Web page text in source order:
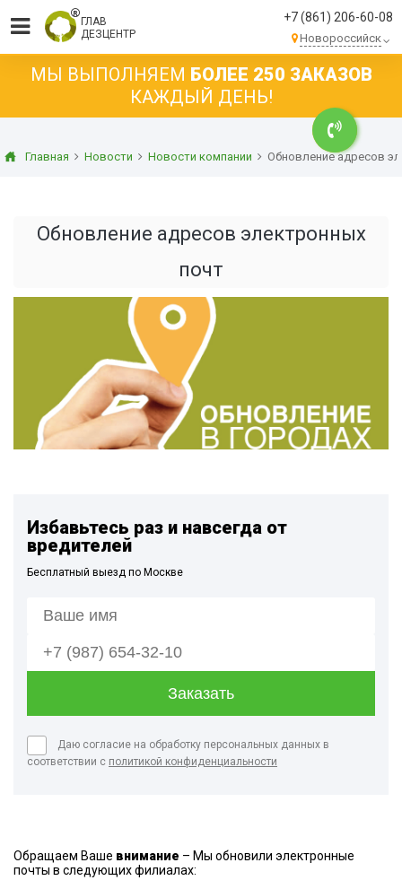
ГЛАВ
ДЕЗЦЕНТР
+7 (861) 206-60-08
Новороссийск
МЫ ВЫПОЛНЯЕМ БОЛЕЕ 250 ЗАКАЗОВ
КАЖДЫЙ ДЕНЬ!
Главная Новости Новости компании Обновление адресов
Обновление адресов электронных
почт
Избавьтесь раз и навсегда от
вредителей
Бесплатный выезд по Москве
Даю согласие на обработку персональных данных в
соответствии с политикой конфиденциальности
Обращаем Ваше внимание – Мы обновили электронные
почты в следующих филиалах: